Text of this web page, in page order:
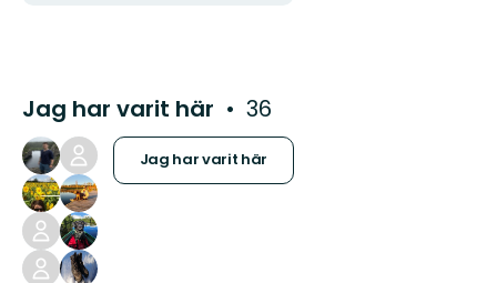
Jag har varit här 36
Jag har varit här